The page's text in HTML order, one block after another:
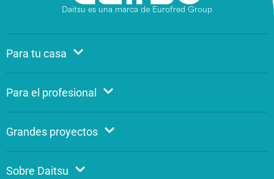
Daitsu es una marca de Eurofred Group
Para tu casa
Para el profesional
Grandes proyectos
Sobre Daitsu